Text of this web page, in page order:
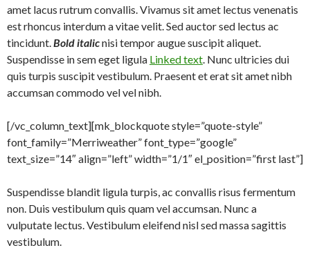
amet lacus rutrum convallis. Vivamus sit amet lectus venenatis
est rhoncus interdum a vitae velit. Sed auctor sed lectus ac
tincidunt.Bold italicnisi tempor augue suscipit aliquet.
Suspendisse in sem eget ligula Linked text. Nunc ultricies dui
quis turpis suscipit vestibulum. Praesent et erat sit amet nibh
accumsan commodo vel vel nibh.
[/vc_column_text][mk_blockquote style=”quote-style”
font_family=”Merriweather” font_type=”google”
text_size=”14″ align=”left” width=”1/1″ el_position=”first last”]
Suspendisse blandit ligula turpis, ac convallis risus fermentum
non. Duis vestibulum quis quam vel accumsan. Nunc a
vulputate lectus. Vestibulum eleifend nisl sed massa sagittis
vestibulum.